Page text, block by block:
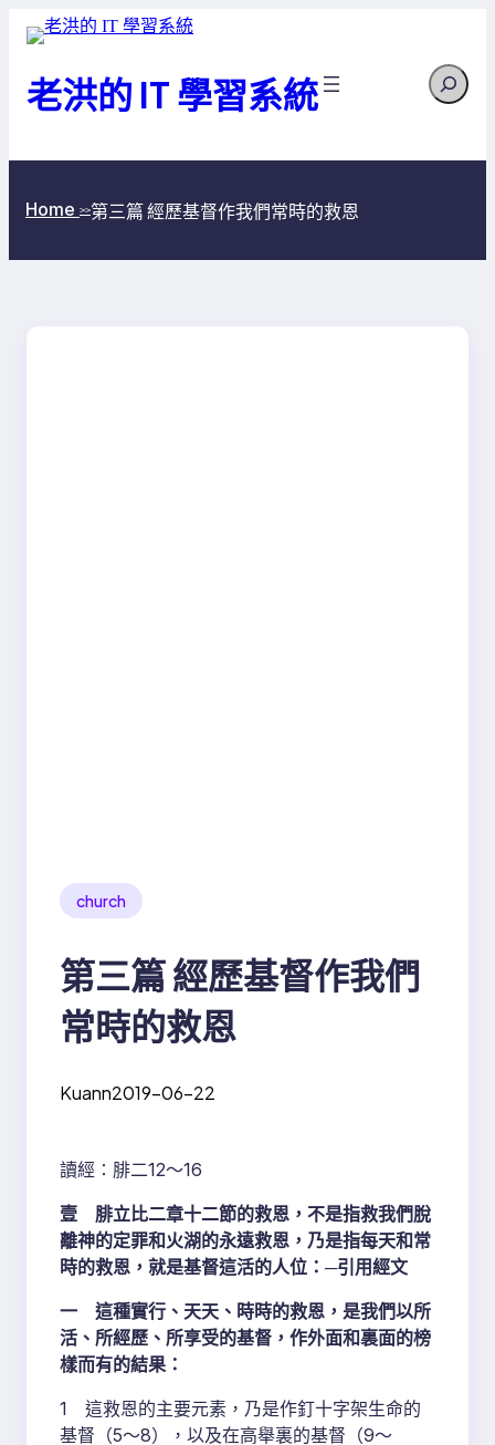
老洪的 IT 學習系統 Search
Home >>第三篇 經歷基督作我們常時的救恩
church
第三篇 經歷基督作我們
常時的救恩
Kuann2019-06-22
讀經∶腓二12～16
壹 腓立比二章十二節的救恩，不是指救我們脫
離神的定罪和火湖的永遠救恩，乃是指每天和常
時的救恩，就是基督這活的人位：─引用經文
一 這種實行、天天、時時的救恩，是我們以所
活、所經歷、所享受的基督，作外面和裏面的榜
樣而有的結果：
1 這救恩的主要元素，乃是作釘十字架生命的
基督（5～8），以及在高舉裏的基督（9～